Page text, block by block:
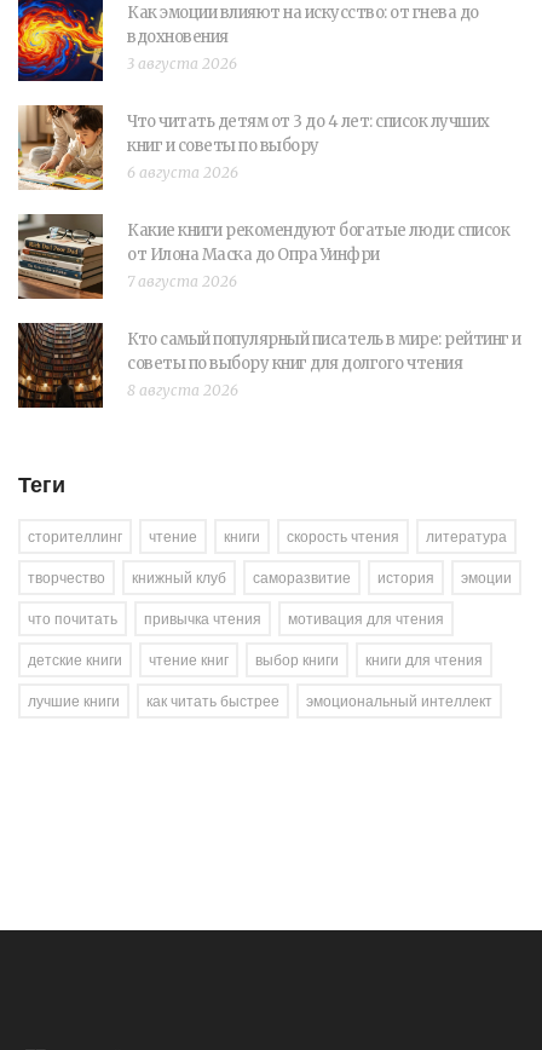
Как эмоции влияют на искусство: от гнева до
вдохновения
3 августа 2026
Что читать детям от 3 до 4 лет: список лучших
книг и советы по выбору
6 августа 2026
Какие книги рекомендуют богатые люди: список
от Илона Маска до Опра Уинфри
7 августа 2026
Кто самый популярный писатель в мире: рейтинг и
советы по выбору книг для долгого чтения
8 августа 2026
Теги
сторителлинг чтение книги скорость чтения
литература
творчество
книжный клуб саморазвитие история
эмоции
что почитать
привычка чтения
мотивация для чтения
детские книги
чтение книг выбор книги
книги для чтения
лучшие книги
как читать быстрее эмоциональный интеллект